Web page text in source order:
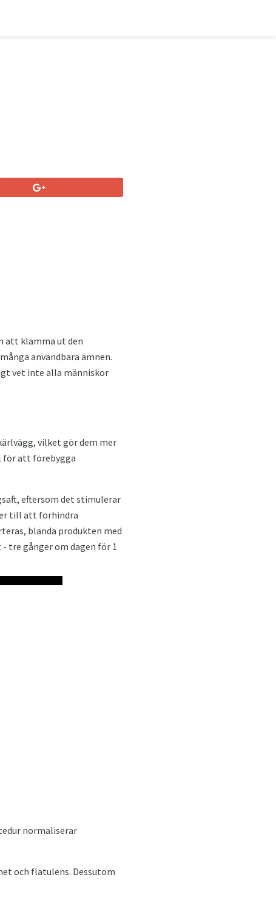
att klämma ut den
användbara ämnen.
vet inte alla människor
vilket gör dem mer
för att förebygga
eftersom det stimulerar
till att förhindra
blanda produkten med
tre gånger om dagen för 1
normaliserar
och flatulens. Dessutom